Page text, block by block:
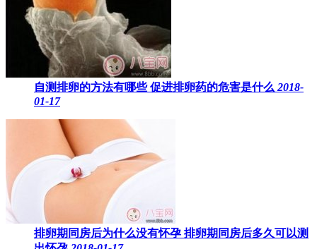
自测排卵的方法有哪些 促进排卵药的危害是什么 2018-
01-17
排卵期同房后为什么没有怀孕 排卵期同房后多久可以测